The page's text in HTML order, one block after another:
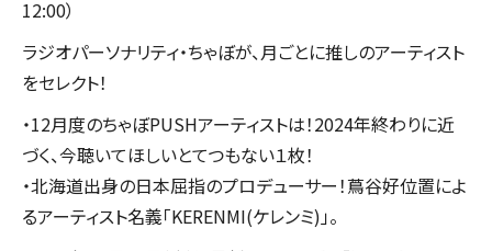
12:00
ラジオパーソナリティ・ちゃぼが、月ごとに推しのアーティスト
をセレクト！
・12月度のちゃぼPUSHアーティストは！2024年終わりに近
づく、今聴いてほしいとてつもない１枚！
・北海道出身の日本屈指のプロデューサー！蔦谷好位置によ
るアーティスト名義「KERENMI(ケレンミ)」。